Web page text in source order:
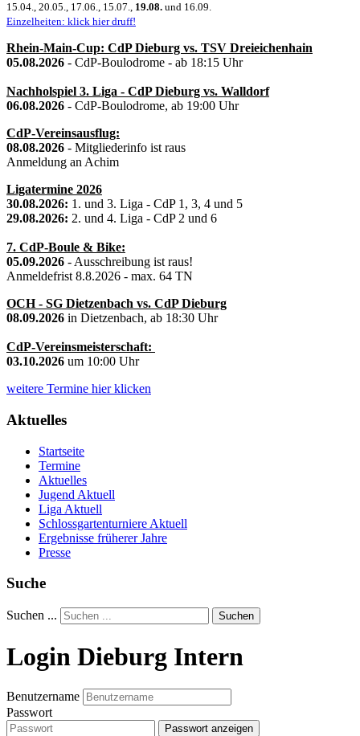
15.04., 20.05., 17.06., 15.07., 19.08. und 16.09.
Einzelheiten: klick hier druff!
Rhein-Main-Cup: CdP Dieburg vs. TSV Dreieichenhain
05.08.2026 - CdP-Boulodrome - ab 18:15 Uhr
Nachholspiel 3. Liga - CdP Dieburg vs. Walldorf
06.08.2026 - CdP-Boulodrome, ab 19:00 Uhr
CdP-Vereinsausflug:
08.08.2026 - Mitgliederinfo ist raus
Anmeldung an Achim
Ligatermine 2026
30.08.2026: 1. und 3. Liga - CdP 1, 3, 4 und 5
29.08.2026: 2. und 4. Liga - CdP 2 und 6
7. CdP-Boule & Bike:
05.09.2026 - Ausschreibung ist raus!
Anmeldefrist 8.8.2026 - max. 64 TN
OCH - SG Dietzenbach vs. CdP Dieburg
08.09.2026 in Dietzenbach, ab 18:30 Uhr
CdP-Vereinsmeisterschaft:
03.10.2026 um 10:00 Uhr
weitere Termine hier klicken
Aktuelles
Startseite
Termine
Aktuelles
Jugend Aktuell
Liga Aktuell
Schlossgartenturniere Aktuell
Ergebnisse früherer Jahre
Presse
Suche
Suchen ... Suchen
Login Dieburg Intern
Benutzername
Passwort
Passwort anzeigen